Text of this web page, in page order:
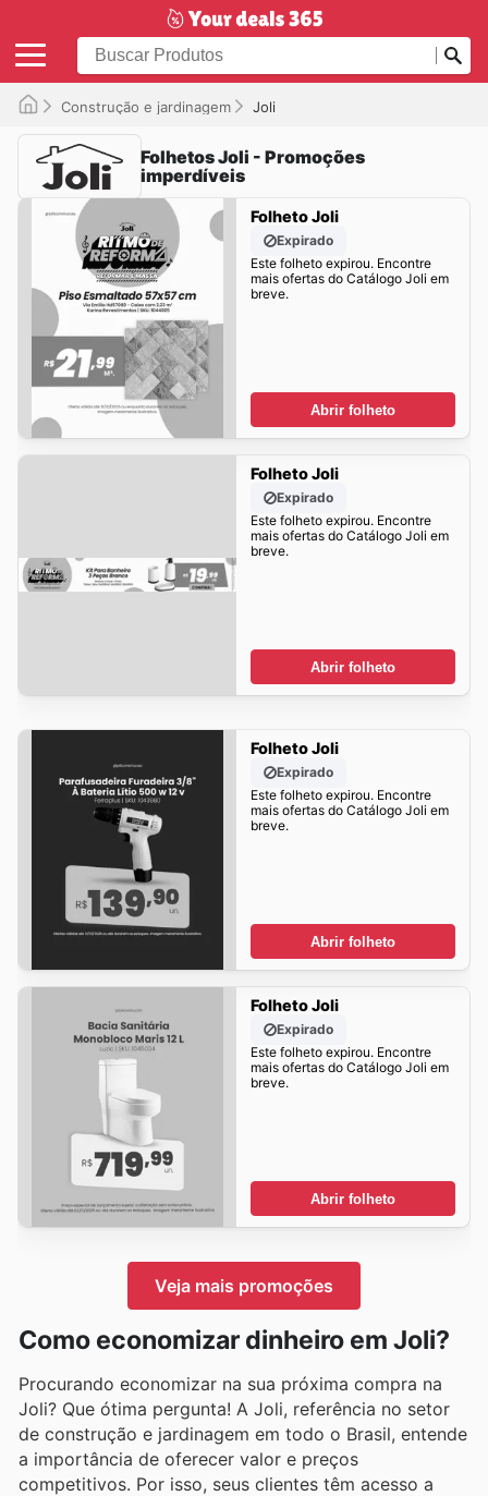
Construção e jardinagem Joli
Folhetos Joli - Promoções
imperdíveis
Folheto Joli
Expirado
Este folheto expirou. Encontre
mais ofertas do Catálogo Joli em
breve.
Abrir folheto
Folheto Joli
Expirado
Este folheto expirou. Encontre
mais ofertas do Catálogo Joli em
breve.
Abrir folheto
Folheto Joli
Expirado
Este folheto expirou. Encontre
mais ofertas do Catálogo Joli em
breve.
Abrir folheto
Folheto Joli
Expirado
Este folheto expirou. Encontre
mais ofertas do Catálogo Joli em
breve.
Abrir folheto
Veja mais promoções
Como economizar dinheiro em Joli?
Procurando economizar na sua próxima compra na
Joli? Que ótima pergunta! A Joli, referência no setor
de construção e jardinagem em todo o Brasil, entende
a importância de oferecer valor e preços
competitivos. Por isso, seus clientes têm acesso a